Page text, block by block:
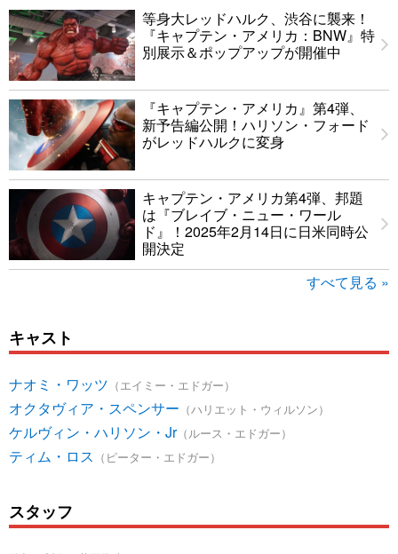
等身大レッドハルク、渋谷に襲来！
『キャプテン・アメリカ：BNW』特
別展示＆ポップアップが開催中
『キャプテン・アメリカ』第4弾、
新予告編公開！ハリソン・フォード
がレッドハルクに変身
キャプテン・アメリカ第4弾、邦題
は『ブレイブ・ニュー・ワール
ド』！2025年2月14日に日米同時公
開決定
すべて見る »
キャスト
ナオミ・ワッツ （エイミー・エドガー）
オクタヴィア・スペンサー （ハリエット・ウィルソン）
ケルヴィン・ハリソン・Jr（ルース・エドガー）
ティム・ロス （ピーター・エドガー）
スタッフ